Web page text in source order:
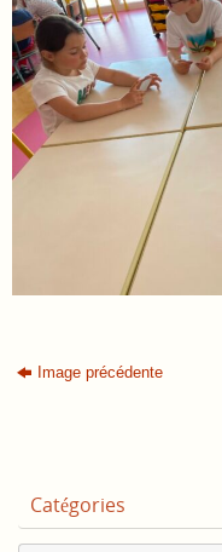
Image précédente
Catégories